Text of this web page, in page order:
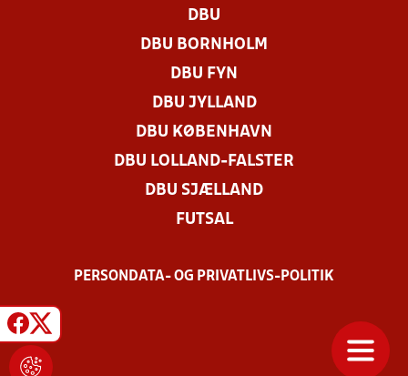
DBU
DBU BORNHOLM
DBU FYN
DBU JYLLAND
DBU KØBENHAVN
DBU LOLLAND-FALSTER
DBU SJÆLLAND
FUTSAL
PERSONDATA- OG PRIVATLIVS-POLITIK